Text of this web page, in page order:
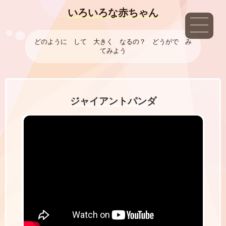
いろいろな赤ちゃん
どのように して 大きく なるの？ どうがで み
てみよう
ジャイアントパンダ